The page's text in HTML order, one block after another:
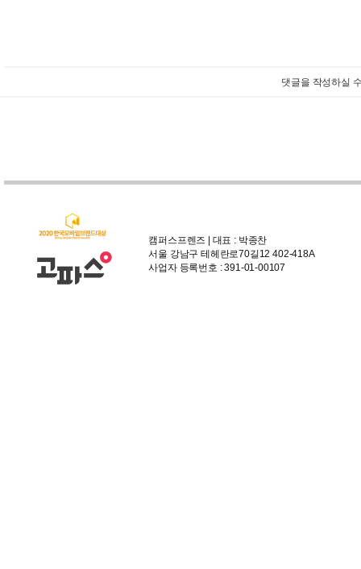
댓글을 작성하실
캠퍼스프렌즈 | 대표 : 박종찬
서울 강남구 테헤란로70길12 402-418A
사업자 등록번호 : 391-01-00107